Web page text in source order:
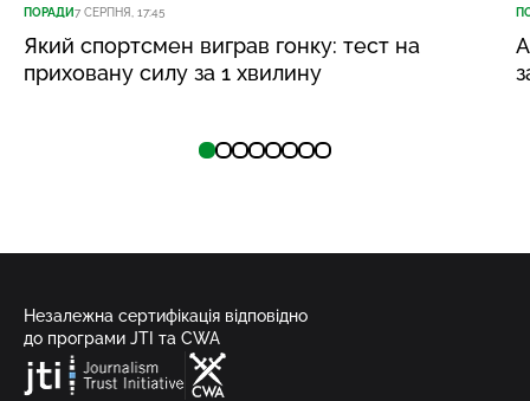
ПОРАДИ7 СЕРПНЯ, 17:45
Який спортсмен виграв гонку: тест на
приховану силу за 1 хвилину
Незалежна сертифікація відповідно
до програми JTI та CWA